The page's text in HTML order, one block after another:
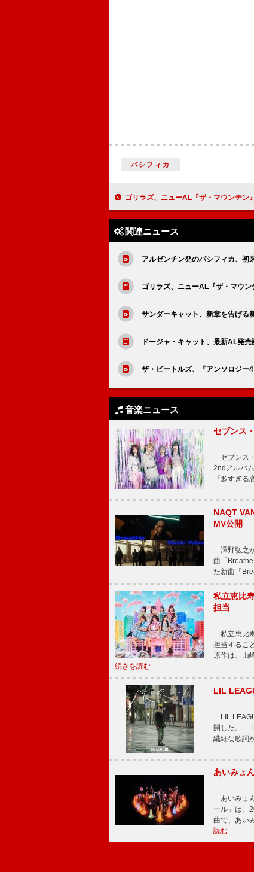
パシフィカ
ゴリラズ、ニューAL『ザ・マウンテン』よりスパ
関連ニュース
アルゼンチン発のパシフィカ、初
ゴリラズ、ニューAL『ザ・マウ
サンダーキャット、新章を告げる
ドージャ・キャット、最新AL発
ザ・ビートルズ、『アンソロジー
音楽ニュース
セブンス
セブンス
2ndアルバ
『多すぎ
NAQT
MV公開
澤野弘之
曲「
た新曲「
私立恵比
担当
私立恵比
担当するこ
原作は、山
続きを読む
LIL
LIL
開した。
繊細な歌詞
あいみょ
あいみょ
ール」は、
曲で、あい
読む